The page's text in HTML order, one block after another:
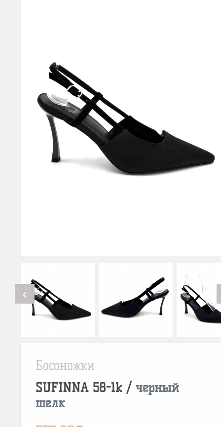
chevron_left
Босоножки
SUFINNA 58-1k/ черный
шелк